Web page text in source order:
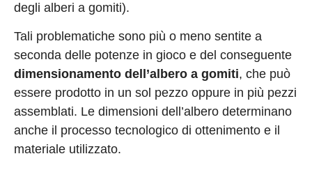
degli alberi a gomiti).
Tali problematiche sono più o meno sentite a
seconda delle potenze in gioco e del conseguente
dimensionamento dell’albero a gomiti, che può
essere prodotto in un sol pezzo oppure in più pezzi
assemblati. Le dimensioni dell’albero determinano
anche il processo tecnologico di ottenimento e il
materiale utilizzato.